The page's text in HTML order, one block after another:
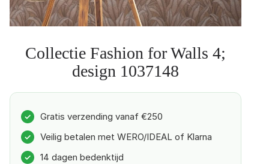
Collectie Fashion for Walls 4;
design 1037148
✓ Gratis verzending vanaf €250
✓ Veilig betalen met WERO/IDEAL of Klarna
✓ 14 dagen bedenktijd